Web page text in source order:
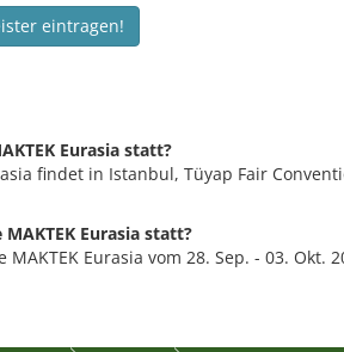
eintragen!
Eurasia statt?
findet in Istanbul, Tüyap Fair
Eurasia statt?
MAKTEK Eurasia vom 28. Sep. - 03. Okt.